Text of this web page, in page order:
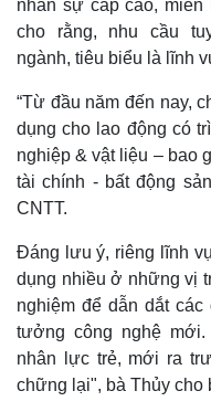
nhân sự cấp cao, miền
cho rằng, nhu cầu
ngành, tiêu biểu là lĩnh
“Từ đầu năm đến nay,
dụng cho lao động có
nghiệp & vật liệu – bao
tài chính - bất động
CNTT.
Đáng lưu ý, riêng lĩnh
dụng nhiều ở những vị
nghiệm để dẫn dắt
tưởng công nghệ
nhân lực trẻ, mới ra
chững lại", bà Thủy cho